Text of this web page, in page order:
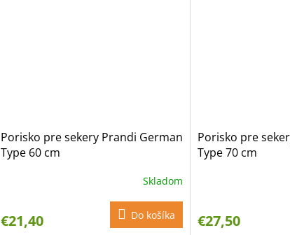
Porisko pre sekery Prandi German
Type 60 cm
Skladom
€21,40 Do košíka
Porisko pre
Type 70 cm
€27,50